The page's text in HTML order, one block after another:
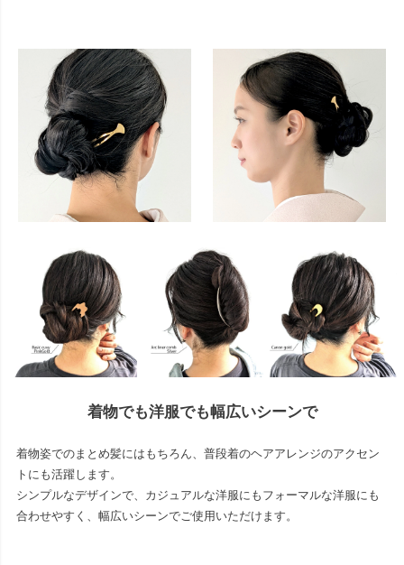
着物でも洋服でも幅広いシーンで
着物姿でのまとめ髪にはもちろん、普段着のヘアアレンジのアクセン
トにも活躍します。
シンプルなデザインで、カジュアルな洋服にもフォーマルな洋服にも
合わせやすく、幅広いシーンでご使用いただけます。